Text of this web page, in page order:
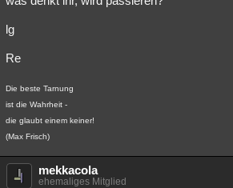
lg
Re
Die beste Tarnung
ist die Wahrheit -
die glaubt einem keiner!
(Max Frisch)
mekkacola
ehemaliges Mitglied